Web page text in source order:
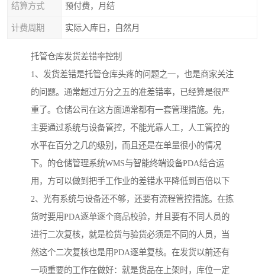
结算方式 预付费，月结
计费周期 实际入库日，自然月
托管仓库发货差错率控制
1、发货差错是托管仓库头疼的问题之一，也是商家关注
的问题。通常超过万分之五的准差错率，已经算是很严
重了。仓储公司在这方面通常都有一套管理措施。先，
主要通过系统与设备管控，不能光靠人工，人工管控的
水平在百分之几的级别，而且还是在单量很小的情况
下。的仓储管理系统WMS与智能终端设备PDA结合运
用，方可以做到把手工作业的差错水平降低到百倍以下
2、光有系统与设备还不够，还要有流程管控措施。在拣
货时要用PDA逐单逐个商品校验，并且要有不同人员的
进行二次复核，就是检货与验货必须是不同的人员，当
然这个二次复核也是用PDA逐单复核。在发货以前还有
一项重要的工作在做好：就是货品在上架时，库位一定